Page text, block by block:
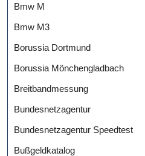
Bmw M
Bmw M3
Borussia Dortmund
Borussia Mönchengladbach
Breitbandmessung
Bundesnetzagentur
Bundesnetzagentur Speedtest
Bußgeldkatalog